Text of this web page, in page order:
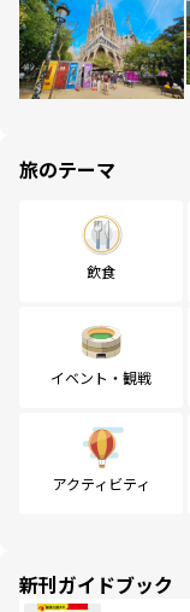
旅のテーマ
飲食
イベント・観戦
アクティビティ
新刊ガイドブック